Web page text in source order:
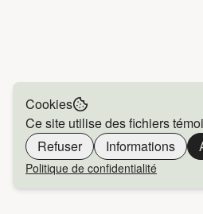
Cookies
Ce site utilise des fichiers
Refuser
Informations
Politique de confidentialité